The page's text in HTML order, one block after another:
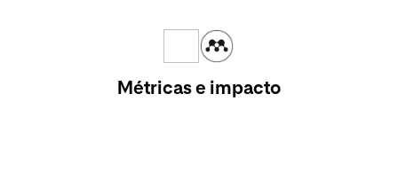
Métricas e impacto